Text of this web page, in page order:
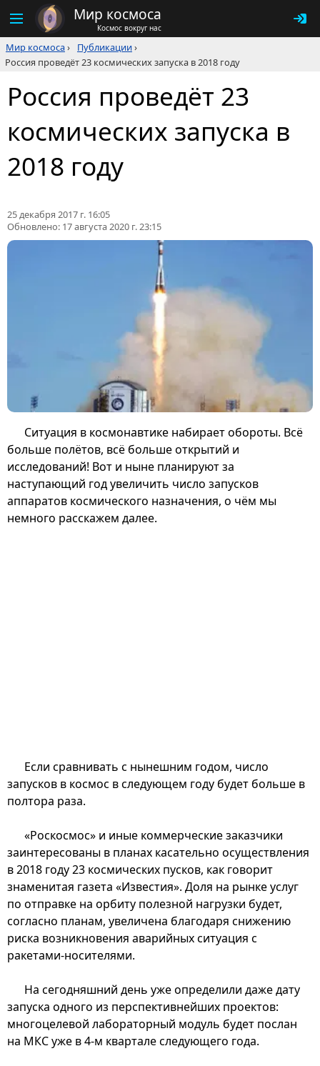
Мир космоса
Космос вокруг нас
Мир космоса› Публикации›
Россия проведёт 23 космических запуска в 2018 году
Россия проведёт 23
космических запуска в
2018 году
25 декабря 2017 г. 16:05
Обновлено: 17 августа 2020 г. 23:15
Ситуация в космонавтике набирает обороты. Всё
больше полётов, всё больше открытий и
исследований! Вот и ныне планируют за
наступающий год увеличить число запусков
аппаратов космического назначения, о чём мы
немного расскажем далее.
Если сравнивать с нынешним годом, число
запусков в космос в следующем году будет больше в
полтора раза.
«Роскосмос» и иные коммерческие заказчики
заинтересованы в планах касательно осуществления
в 2018 году 23 космических пусков, как говорит
знаменитая газета «Известия». Доля на рынке услуг
по отправке на орбиту полезной нагрузки будет,
согласно планам, увеличена благодаря снижению
риска возникновения аварийных ситуация с
ракетами-носителями.
На сегодняшний день уже определили даже дату
запуска одного из перспективнейших проектов:
многоцелевой лабораторный модуль будет послан
на МКС уже в 4-м квартале следующего года.